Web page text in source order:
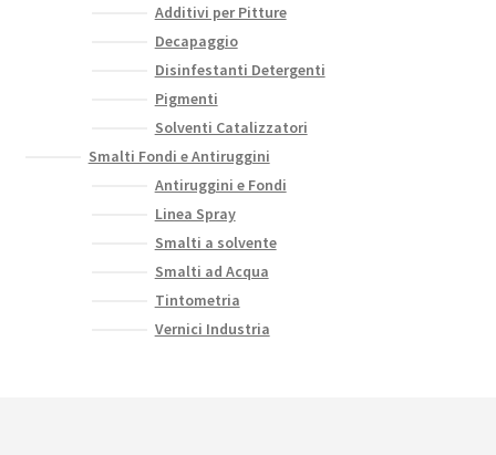
Additivi per Pitture
Decapaggio
Disinfestanti Detergenti
Pigmenti
Solventi Catalizzatori
Smalti Fondi e Antiruggini
Antiruggini e Fondi
Linea Spray
Smalti a solvente
Smalti ad Acqua
Tintometria
Vernici Industria